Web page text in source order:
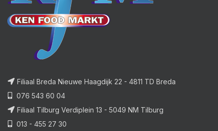
Filiaal Breda Nieuwe Haagdijk 22 - 4811 TD Breda
076 543 60 04
Filiaal Tilburg Verdiplein 13 - 5049 NM Tilburg
013 - 455 27 30